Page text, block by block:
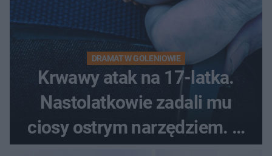
DRAMAT W GOLENIOWIE
Krwawy atak na 17-latka.
Nastolatkowie zadali mu
ciosy ostrym narzędziem. O